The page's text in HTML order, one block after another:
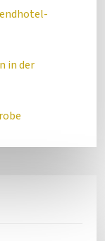
in der